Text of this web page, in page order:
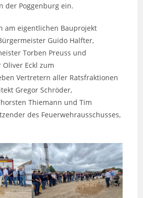
der Poggenburg ein.
am eigentlichen Bauprojekt
Guido Halfter,
Torben Preuss und
Eckl zum
Vertretern aller Ratsfraktionen
Gregor Schröder,
Thiemann und Tim
des Feuerwehrausschusses,